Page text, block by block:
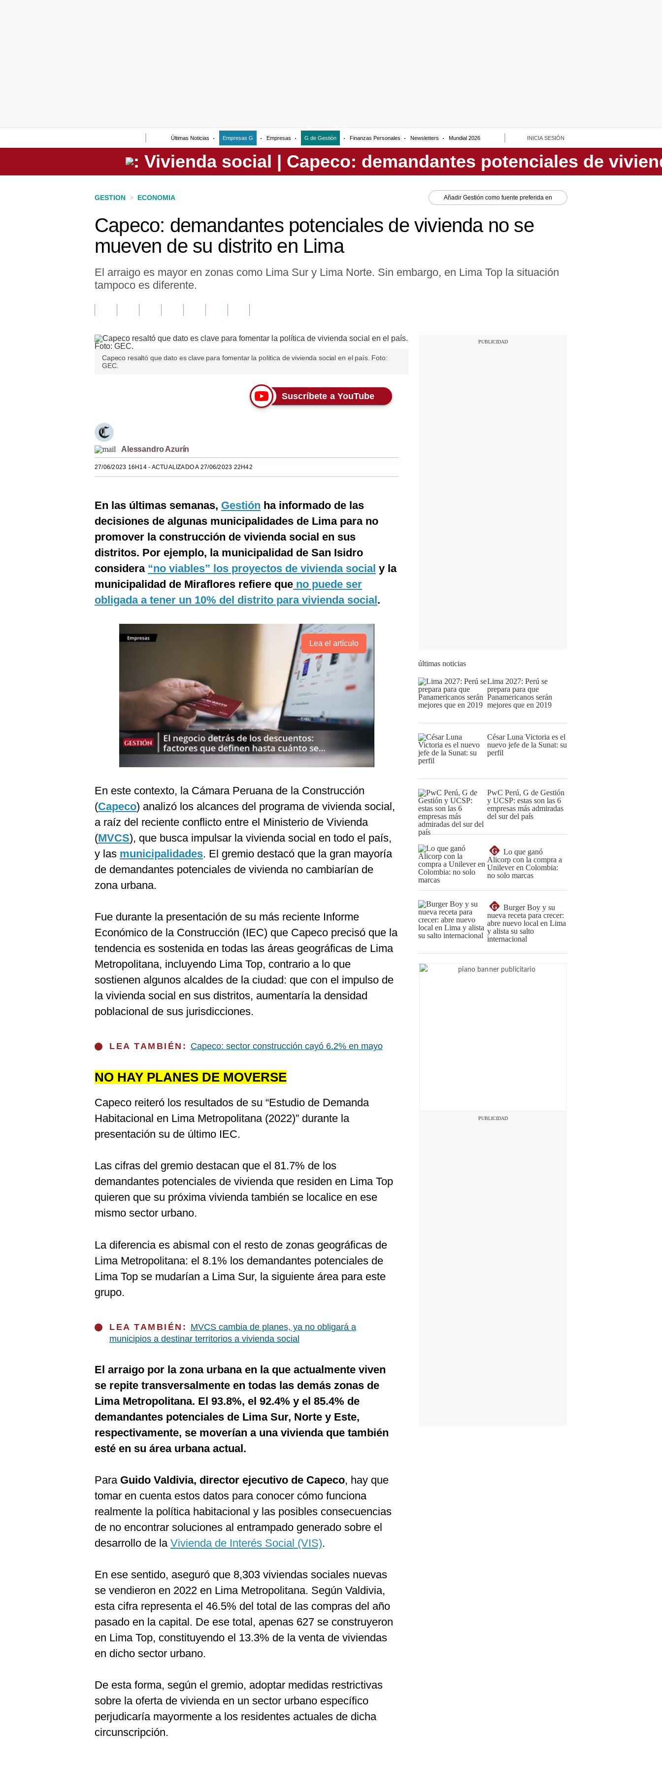
Últimas Noticias Empresas G Empresas G de Gestión Finanzas Personales Newsletters Mundial 2026 INICIA SESIÓN
Perú
GESTION > ECONOMIA Añadir Gestión como fuente preferida en
Capeco: demandantes potenciales de vivienda no se
mueven de su distrito en Lima
El arraigo es mayor en zonas como Lima Sur y Lima Norte. Sin embargo, en Lima Top la situación
tampoco es diferente.
Capeco resaltó que dato es clave para fomentar la política de vivienda social en el país. Foto:
GEC.
Suscríbete a YouTube
Alessandro Azurín
27/06/2023 16H14- ACTUALIZADO A 27/06/2023 22H42
En las últimas semanas, Gestión ha informado de las
decisiones de algunas municipalidades de Lima para no
promover la construcción de vivienda social en sus
distritos. Por ejemplo, la municipalidad de San Isidro
considera “no viables” los proyectos de vivienda social y la
municipalidad de Miraflores refiere que no puede ser
obligada a tener un 10% del distrito para vivienda social.
Lea el artículo
En este contexto, la Cámara Peruana de la Construcción
(Capeco) analizó los alcances del programa de vivienda social,
a raíz del reciente conflicto entre el Ministerio de Vivienda
(MVCS), que busca impulsar la vivienda social en todo el país,
y las municipalidades. El gremio destacó que la gran mayoría
de demandantes potenciales de vivienda no cambiarían de
zona urbana.
Fue durante la presentación de su más reciente Informe
Económico de la Construcción (IEC) que Capeco precisó que la
tendencia es sostenida en todas las áreas geográficas de Lima
Metropolitana, incluyendo Lima Top, contrario a lo que
sostienen algunos alcaldes de la ciudad: que con el impulso de
la vivienda social en sus distritos, aumentaría la densidad
poblacional de sus jurisdicciones.
LEA TAMBIÉN: Capeco: sector construcción cayó 6.2% en mayo
NO HAY PLANES DE MOVERSE
Capeco reiteró los resultados de su “Estudio de Demanda
Habitacional en Lima Metropolitana (2022)” durante la
presentación su de último IEC.
Las cifras del gremio destacan que el 81.7% de los
demandantes potenciales de vivienda que residen en Lima Top
quieren que su próxima vivienda también se localice en ese
mismo sector urbano.
La diferencia es abismal con el resto de zonas geográficas de
Lima Metropolitana: el 8.1% los demandantes potenciales de
Lima Top se mudarían a Lima Sur, la siguiente área para este
grupo.
LEA TAMBIÉN: MVCS cambia de planes, ya no obligará a
municipios a destinar territorios a vivienda social
El arraigo por la zona urbana en la que actualmente viven
se repite transversalmente en todas las demás zonas de
Lima Metropolitana. El 93.8%, el 92.4% y el 85.4% de
demandantes potenciales de Lima Sur, Norte y Este,
respectivamente, se moverían a una vivienda que también
esté en su área urbana actual.
Para Guido Valdivia, director ejecutivo de Capeco, hay que
tomar en cuenta estos datos para conocer cómo funciona
realmente la política habitacional y las posibles consecuencias
de no encontrar soluciones al entrampado generado sobre el
desarrollo de la Vivienda de Interés Social (VIS).
En ese sentido, aseguró que 8,303 viviendas sociales nuevas
se vendieron en 2022 en Lima Metropolitana. Según Valdivia,
esta cifra representa el 46.5% del total de las compras del año
pasado en la capital. De ese total, apenas 627 se construyeron
en Lima Top, constituyendo el 13.3% de la venta de viviendas
en dicho sector urbano.
De esta forma, según el gremio, adoptar medidas restrictivas
sobre la oferta de vivienda en un sector urbano específico
perjudicaría mayormente a los residentes actuales de dicha
circunscripción.
últimas noticias
Lima 2027: Perú se
prepara para que
Panamericanos serán
mejores que en 2019
César Luna Victoria es el
nuevo jefe de la Sunat: su
perfil
PwC Perú, G de Gestión
y UCSP: estas son las 6
empresas más admiradas
del sur del país
G
Lo que ganó
Alicorp con la compra a
Unilever en Colombia:
no solo marcas
G
Burger Boy y su
nueva receta para crecer:
abre nuevo local en Lima
y alista su salto
internacional